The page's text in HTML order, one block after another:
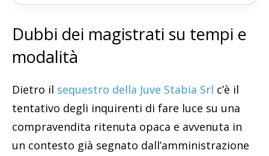
Dubbi dei magistrati su tempi e
modalità
Dietro il sequestro della Juve Stabia Srl c’è il
tentativo degli inquirenti di fare luce su una
compravendita ritenuta opaca e avvenuta in
un contesto già segnato dall’amministrazione